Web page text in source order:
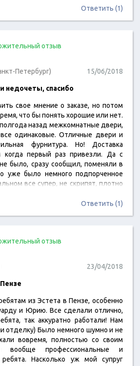
Ответить (1)
отзыв
Петербург) 15/06/2018
недочеты, спасибо
свое мнение о заказе, но потом
что бы понять хорошие или нет.
полгода назад межкомнатные двери,
одинаковые. Отличные двери и
фурнитура. Но! Доставка
когда первый раз привезли. Да с
было, сразу сообщил, поменяли в
уже было немного подпорченное
все супер, не скрипят, плотно
Ответить (1)
отзыв
23/04/2018
из Эстета в Пензе, особенно
и Юрию. Все сделали отлично,
так аккуратно работали! Нам
отделку) Было немного шумно и не
вовремя, полностью со своим
вообще профессиональные и
ребята. Насколько уж мой супруг